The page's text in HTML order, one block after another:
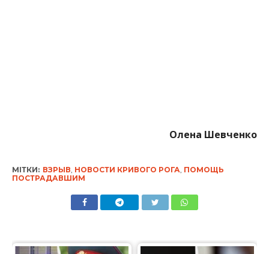
Олена Шевченко
МІТКИ: ВЗРЫВ, НОВОСТИ КРИВОГО РОГА, ПОМОЩЬ
ПОСТРАДАВШИМ